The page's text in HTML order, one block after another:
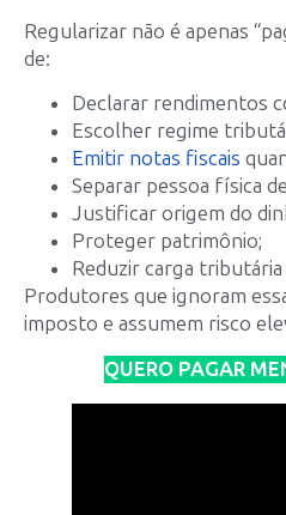
Regularizar não é apenas
de:
Declarar rendimentos
Escolher regime
Emitir notas fiscais
Separar pessoa física
Justificar origem do
Proteger patrimônio;
Reduzir carga
Produtores que ignoram
imposto e assumem risco
QUERO PAGAR